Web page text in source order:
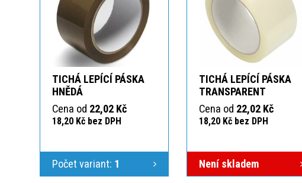
TICHÁ LEPÍCÍ PÁSKA
HNĚDÁ
Cena od 22,02 Kč
18,20 Kč bez DPH
Počet variant: 1
TICHÁ LEPÍCÍ PÁSKA
TRANSPARENT
Cena od 22,02 Kč
18,20 Kč bez DPH
Není skladem